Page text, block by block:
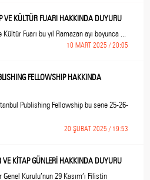
VE KÜLTÜR FUARI HAKKINDA DUYURU
Fuarı bu yıl Ramazan ayı boyunca ...
10 MART 2025 / 20:05
FELLOWSHIP HAKKINDA
Publishing Fellowship bu sene 25-26-
20 ŞUBAT 2025 / 19:53
VE KİTAP GÜNLERİ HAKKINDA DUYURU
Kurulu’nun 29 Kasım’ı Filistin